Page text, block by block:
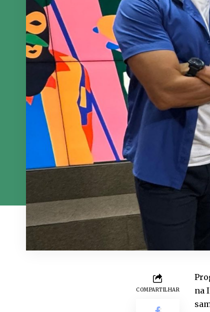
COMPARTILHAR
na